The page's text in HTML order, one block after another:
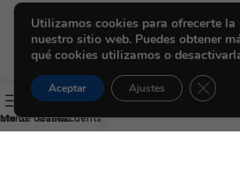
Menúde deseos
CarritoMi cuenta
Utilizamos cookies para ofrecerte la
nuestro sitio web. Puedes obtener
qué cookies utilizamos o
Aceptar Ajustes Cerrar